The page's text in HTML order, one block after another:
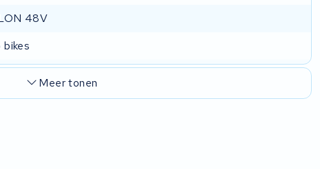
48V
bikes
Meer tonen